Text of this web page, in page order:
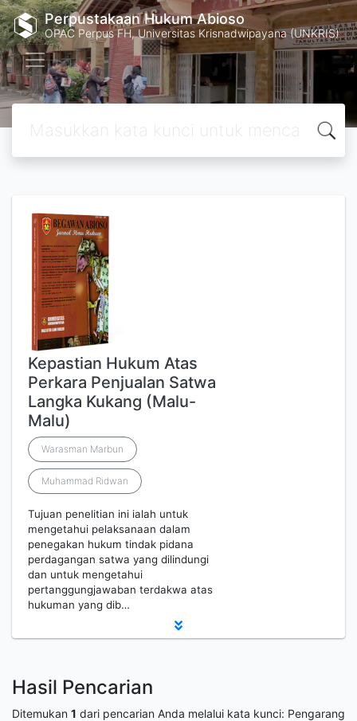
Perpustakaan Hukum Abioso
OPAC Perpus FH, Universitas Krisnadwipayana (UNKRIS)
Kepastian Hukum Atas
Perkara Penjualan Satwa
Langka Kukang (Malu-
Malu)
Warasman Marbun
Muhammad Ridwan
Tujuan penelitian ini ialah untuk
mengetahui pelaksanaan dalam
penegakan hukum tindak pidana
perdagangan satwa yang dilindungi
dan untuk mengetahui
pertanggungjawaban terdakwa atas
hukuman yang dib…
Hasil Pencarian
Ditemukan 1 dari pencarian Anda melalui kata kunci: Pengarang